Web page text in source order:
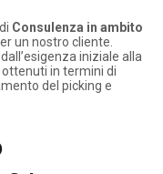
Consulenza in ambito
un nostro cliente.
iniziale alla
in termini di
del picking e